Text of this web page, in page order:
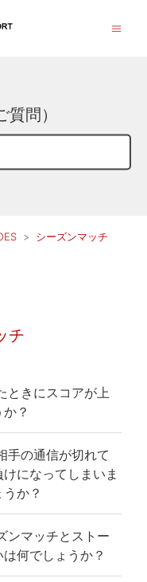
問）
シーズンマッチ
チ
ときにスコアが上
？
手の通信が切れて
になってしまいま
か？
ンマッチとストー
何でしょうか？